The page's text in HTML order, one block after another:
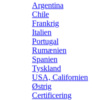
Argentina
Chile
Frankrig
Italien
Portugal
Rumænien
Spanien
Tyskland
USA, Californien
Østrig
Certificering